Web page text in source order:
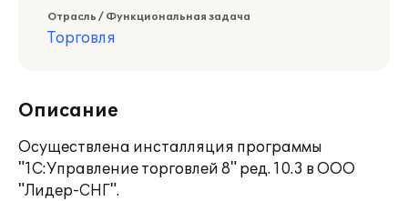
Отрасль / Функциональная задача
Торговля
Описание
Осуществлена инсталляция программы
"1С:Управление торговлей 8" ред. 10.3 в ООО
"Лидер-СНГ".